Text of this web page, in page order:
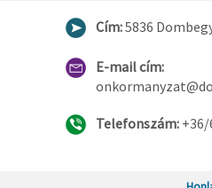
Cím:5836
E-mail cím:
Telefonszám: